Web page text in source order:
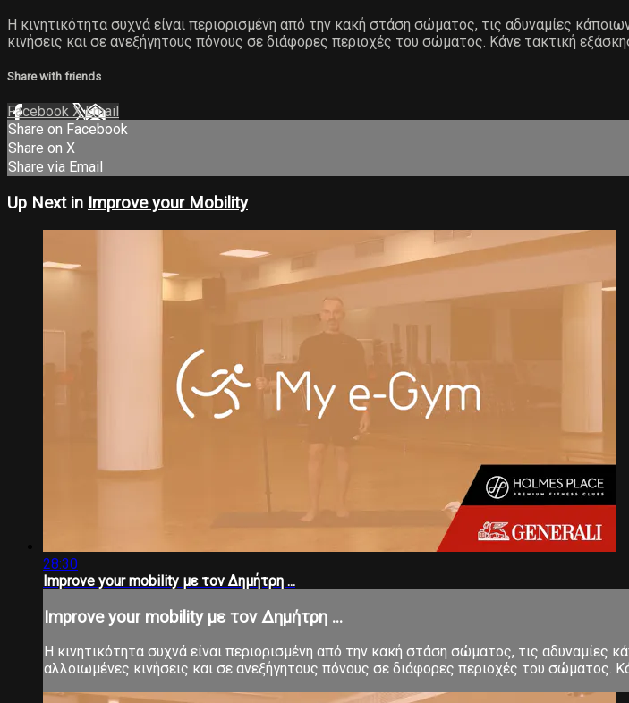
Η κινητικότητα συχνά είναι περιορισμένη από την κακή στάση σώματος, τις αδυναμίες
κινήσεις και σε ανεξήγητους πόνους σε διάφορες περιοχές του σώματος. Κάνε τακτική
Share with friends
Facebook XEmail
Share on Facebook
Share on X
Share via Email
Up Next in Improve your Mobility
28:30
Improve your mobility με τον Δημήτρη ...
Improve your mobility με τον Δημήτρη ...
Η κινητικότητα συχνά είναι περιορισμένη από την κακή στάση σώματος, τις
αλλοιωμένες κινήσεις και σε ανεξήγητους πόνους σε διάφορες περιοχές του σώματος.